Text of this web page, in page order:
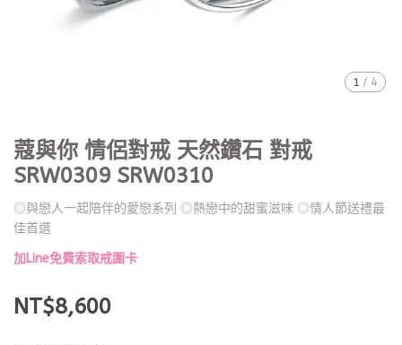
1 / 4
蔻與你 情侶對戒 天然鑽石 對戒
SRW0309 SRW0310
◎與戀人一起陪伴的愛戀系列 ◎熱戀中的甜蜜滋味 ◎情人節送禮最
佳首選
加Line免費索取戒圍卡
NT$8,600